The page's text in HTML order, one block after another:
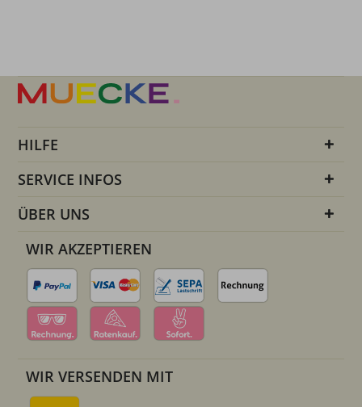
HILFE
SERVICE INFOS
ÜBER UNS
WIR AKZEPTIEREN
WIR VERSENDEN MIT